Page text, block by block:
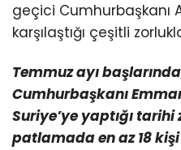
geçici Cumhurbaşkanı
karşılaştığı çeşitli
Temmuz ayı
Cumhurbaşkanı
Suriye’ye yaptığı
patlamada en az 18